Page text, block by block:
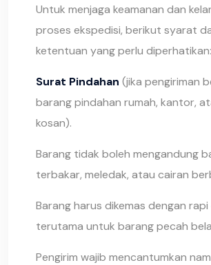
Untuk menjaga keamanan dan
proses ekspedisi, berikut syarat
ketentuan yang perlu diperhatikan:
Surat Pindahan (jika pengiriman
barang pindahan rumah, kantor,
kosan).
Barang tidak boleh mengandung
terbakar, meledak, atau cairan
Barang harus dikemas dengan
terutama untuk barang pecah
Pengirim wajib mencantumkan